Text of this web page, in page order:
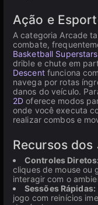
Ação e
A categoria Arcade
combate,
Basketball Superstars
drible e chute em
Descentfunciona
navega por rotas
danos do veículo.
2D oferece modos
onde você executa
realizar combos e
Recursos
Controles Diretos:
cliques de mouse ou
interagir com o
Sessões Rápidas:
jogo com reinícios